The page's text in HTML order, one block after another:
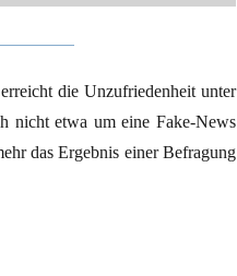
die Unzufriedenheit unter
nicht etwa um eine Fake-News
das Ergebnis einer Befragung
Politik“